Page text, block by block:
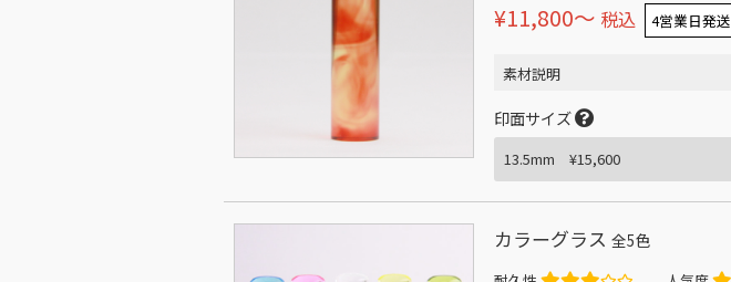
¥11,800〜 税込 4営業日発送
素材説明
印面サイズ
カラーグラス全5色